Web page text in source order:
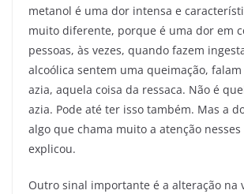
metanol é uma dor intensa e
muito diferente, porque é uma dor em
pessoas, às vezes, quando fazem
alcoólica sentem uma queimação,
azia, aquela coisa da ressaca. Não é
azia. Pode até ter isso também. Mas a
algo que chama muito a atenção nesses
explicou.
Outro sinal importante é a alteração na